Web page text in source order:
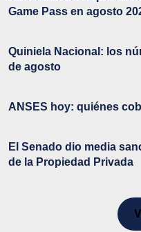
Game Pass en agosto
Quiniela Nacional: los
de agosto
ANSES hoy: quiénes
El Senado dio media
de la Propiedad Privada